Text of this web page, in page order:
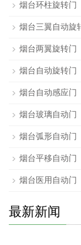
烟台环柱旋转门
烟台三翼自动旋
烟台两翼旋转门
烟台自动旋转门
烟台自动感应门
烟台玻璃自动门
烟台弧形自动门
烟台平移自动门
烟台医用自动门
最新新闻